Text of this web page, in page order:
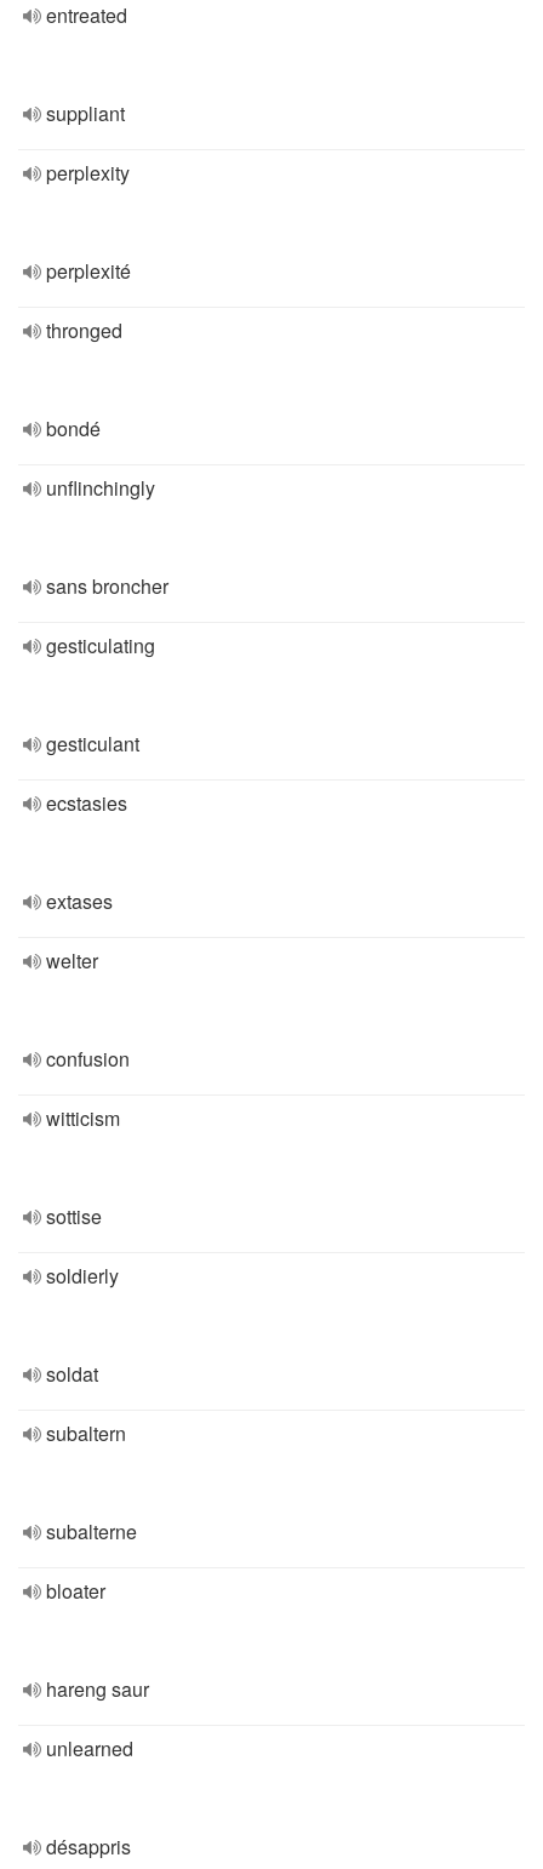
entreated
suppliant
perplexity
perplexité
thronged
bondé
unflinchingly
sans broncher
gesticulating
gesticulant
ecstasies
extases
welter
confusion
witticism
sottise
soldierly
soldat
subaltern
subalterne
bloater
hareng saur
unlearned
désappris